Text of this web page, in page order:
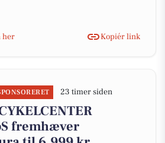
her
Kopiér link
23 timer siden
fremhæver